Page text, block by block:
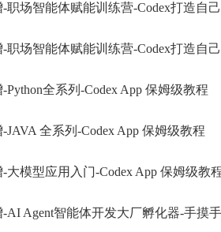
-职场智能体赋能训练营-Codex打造自
-职场智能体赋能训练营-Codex打造自
-Python全系列-Codex App 保姆级教程
-JAVA 全系列-Codex App 保姆级教程
-大模型应用入门-Codex App 保姆级教
-AI Agent智能体开发大厂孵化器-手摸